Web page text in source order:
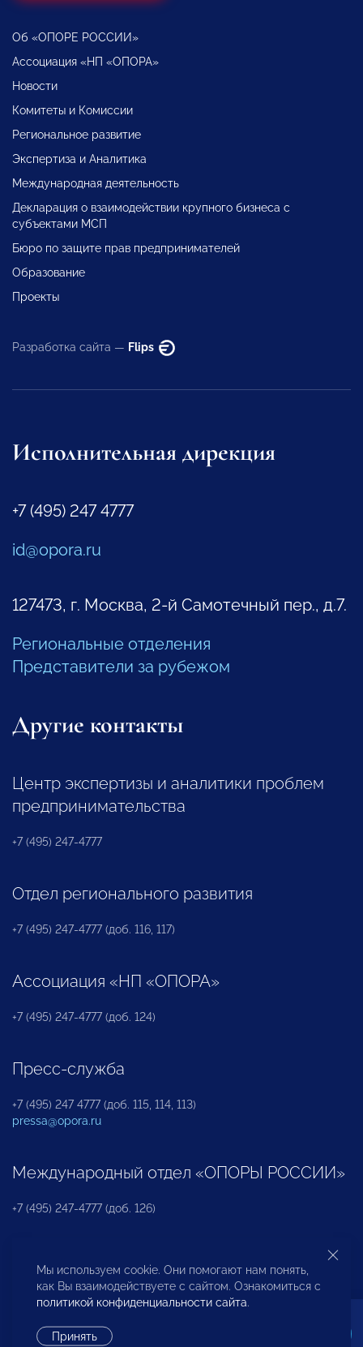
Об «ОПОРЕ РОССИИ»
Ассоциация «НП «ОПОРА»
Новости
Комитеты и Комиссии
Региональное развитие
Экспертиза и Аналитика
Международная деятельность
Декларация о взаимодействии крупного бизнеса с
субъектами МСП
Бюро по защите прав предпринимателей
Образование
Проекты
Разработка сайта — Flips
Исполнительная дирекция
+7 (495) 247 4777
id@opora.ru
127473, г. Москва, 2-й Самотечный пер., д.7.
Региональные отделения
Представители за рубежом
Другие контакты
Центр экспертизы и аналитики проблем
предпринимательства
+7 (495) 247-4777
Отдел регионального развития
+7 (495) 247-4777 (доб. 116, 117)
Ассоциация «НП «ОПОРА»
+7 (495) 247-4777 (доб. 124)
Пресс-служба
+7 (495) 247 4777 (доб. 115, 114, 113)
pressa@opora.ru
Международный отдел «ОПОРЫ РОССИИ»
+7 (495) 247-4777 (доб. 126)
Бюро по защите прав предпринимателей и
инвесторов
Мы используем cookie. Они помогают нам понять,
как Вы взаимодействуете с сайтом. Ознакомиться с
политикой конфиденциальности сайта.
Принять